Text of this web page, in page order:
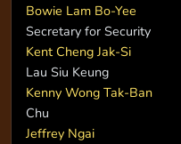
Bowie Lam Bo-Yee
Secretary for Security
Kent Cheng Jak-Si
Lau Siu Keung
Kenny Wong Tak-Ban
Chu
Jeffrey Ngai